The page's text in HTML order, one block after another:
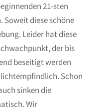
21-sten
diese schöne
Leider hat diese
der bis
beseitigt werden
Schon
sinken die
Wir